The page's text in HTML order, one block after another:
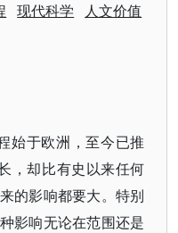
现代科学 人文价值
始于欧洲，至今已推
，却比有史以来任何
的影响都要大。特别
影响无论在范围还是